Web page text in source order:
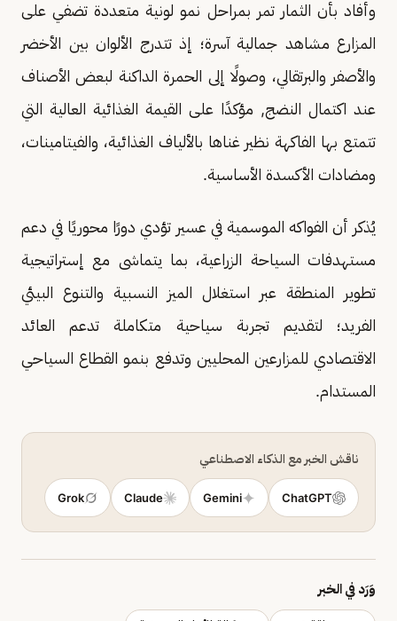
وأفاد بأن الثمار تمر بمراحل نمو لونية متعددة تضفي على
المزارع مشاهد جمالية آسرة؛ إذ تتدرج الألوان بين الأخضر
والأصفر والبرتقالي، وصولًا إلى الحمرة الداكنة لبعض الأصناف
عند اكتمال النضج, مؤكدًا على القيمة الغذائية العالية التي
تتمتع بها الفاكهة نظير غناها بالألياف الغذائية، والفيتامينات،
ومضادات الأكسدة الأساسية.
يُذكر أن الفواكه الموسمية في عسير تؤدي دورًا محوريًا في دعم
مستهدفات السياحة الزراعية، بما يتماشى مع إستراتيجية
تطوير المنطقة عبر استغلال الميز النسبية والتنوع البيئي
الفريد؛ لتقديم تجربة سياحية متكاملة تدعم العائد
الاقتصادي للمزارعين المحليين وتدفع بنمو القطاع السياحي
المستدام.
ناقش الخبر مع الذكاء الاصطناعي
ChatGPT
Gemini
Claude
Grok
وَرَد في الخبر